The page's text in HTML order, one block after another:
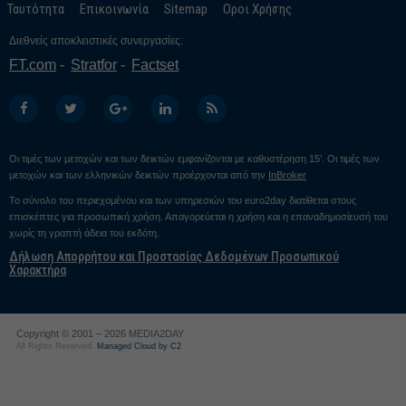
Ταυτότητα Επικοινωνία Sitemap Οροι Χρήσης
Διεθνείς αποκλειστικές συνεργασίες:
FT.com Stratfor Factset
Οι τιμές των μετοχών και των δεικτών εμφανίζονται με καθυστέρηση 15’. Οι τιμές των
μετοχών και των ελληνικών δεικτών προέρχονται από την InBroker
Το σύνολο του περιεχομένου και των υπηρεσιών του euro2day διατίθεται στους
επισκέπτες για προσωπική χρήση. Απαγορεύεται η χρήση και η επαναδημοσίευσή του
χωρίς τη γραπτή άδεια του εκδότη.
Δήλωση Απορρήτου και Προστασίας Δεδομένων Προσωπικού
Χαρακτήρα
Copyright © 2001 – 2026 MEDIA2DAY
All Rights Reserved. Managed Cloud by C2